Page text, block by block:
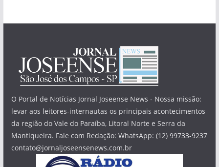
O Portal de Notícias Jornal Joseense News - Nossa missão:
levar aos leitores-internautas os principais acontecimentos
da região do Vale do Paraíba, Litoral Norte e Serra da
Mantiqueira. Fale com Redação: WhatsApp: (12) 99733-9237
contato@jornaljoseensenews.com.br